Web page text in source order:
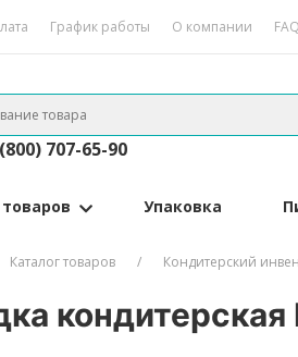
График работы О компании FAQ
707-65-90
Упаковка
Каталог товаров Кондитерский